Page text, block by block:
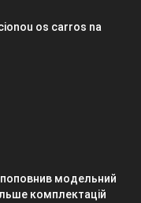
os carros na
модельний
комплектацій